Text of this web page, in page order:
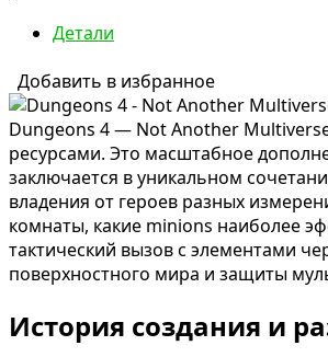
Детали
Добавить в избранное
Dungeons 4 — Not Another
ресурсами. Это масштабное
заключается в уникальном
владения от героев разных
комнаты, какие minions наиболее
тактический вызов с элементами
поверхностного мира и защиты
История создания и